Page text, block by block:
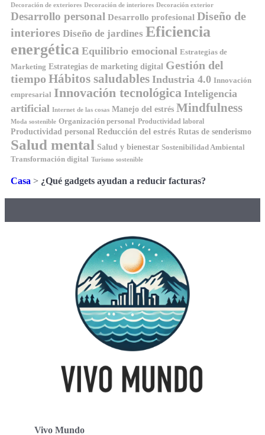
Decoración de exteriores Decoración de interiores Decoración exterior
Desarrollo personal Desarrollo profesional Diseño de
interiores Diseño de jardines Eficiencia
energética Equilibrio emocional Estrategias de
Marketing Estrategias de marketing digital Gestión del
tiempo Hábitos saludables Industria 4.0 Innovación
empresarial Innovación tecnológica Inteligencia
artificial Internet de las cosas Manejo del estrés Mindfulness
Moda sostenible Organización personal Productividad laboral
Productividad personal Reducción del estrés Rutas de senderismo
Salud mental Salud y bienestar Sostenibilidad Ambiental
Transformación digital Turismo sostenible
Casa > ¿Qué gadgets ayudan a reducir facturas?
Vivo Mundo